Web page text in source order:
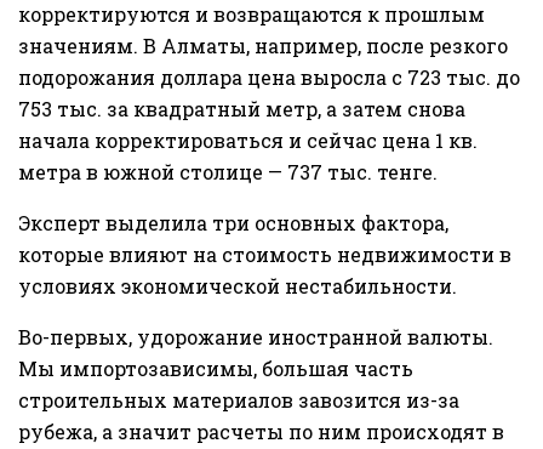
корректируются и возвращаются к прошлым
значениям. В Алматы, например, после резкого
подорожания доллара цена выросла с 723 тыс. до
753 тыс. за квадратный метр, а затем снова
начала корректироваться и сейчас цена 1 кв.
метра в южной столице — 737 тыс. тенге.
Эксперт выделила три основных фактора,
которые влияют на стоимость недвижимости в
условиях экономической нестабильности.
Во-первых, удорожание иностранной валюты.
Мы импортозависимы, большая часть
строительных материалов завозится из-за
рубежа, а значит расчеты по ним происходят в